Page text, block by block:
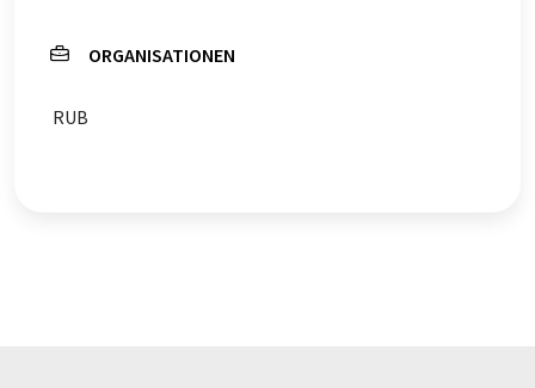
ORGANISATIONEN
RUB